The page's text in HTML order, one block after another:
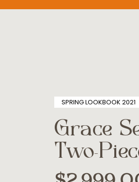
SPRING LOOKBOOK 2021
Grace
Two-